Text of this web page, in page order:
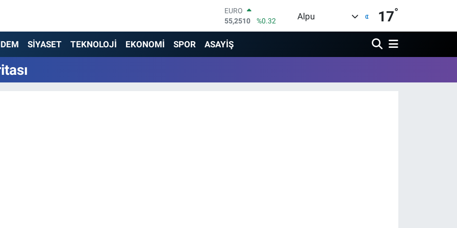
EURO
55,2510
%0.32
STERLİN
64,4811
GRAM ALTIN
13.779
%-14
Alpu 17°
SİYASET TEKNOLOJİ EKONOMİ SPOR ASAYİŞ